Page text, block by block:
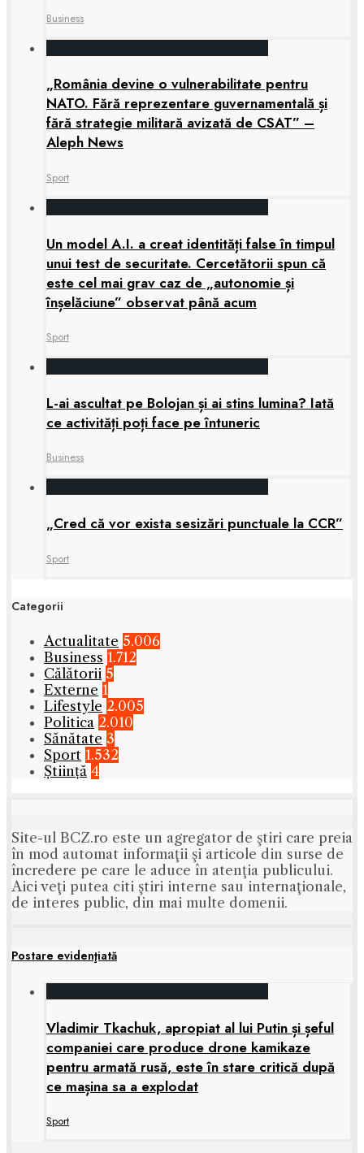
Business
„România devine o vulnerabilitate pentru
NATO. Fără reprezentare guvernamentală și
fără strategie militară avizată de CSAT” –
Aleph News
Sport
Un model A.I. a creat identități false în timpul
unui test de securitate. Cercetătorii spun că
este cel mai grav caz de „autonomie și
înșelăciune” observat până acum
Sport
L-ai ascultat pe Bolojan și ai stins lumina? Iată
ce activități poți face pe întuneric
Business
„Cred că vor exista sesizări punctuale la CCR”
Sport
Categorii
Actualitate 5.006
Business 1.712
Călătorii 5
Externe 1
Lifestyle 2.005
Politica 2.010
Sănătate 3
Sport 1.532
Știință 4
Site-ul BCZ.ro este un agregator de ştiri care preia
în mod automat informaţii şi articole din surse de
încredere pe care le aduce în atenţia publicului.
Aici veţi putea citi ştiri interne sau internaţionale,
de interes public, din mai multe domenii.
Postare evidenţiată
Vladimir Tkachuk, apropiat al lui Putin și șeful
companiei care produce drone kamikaze
pentru armată rusă, este în stare critică după
ce mașina sa a explodat
Sport